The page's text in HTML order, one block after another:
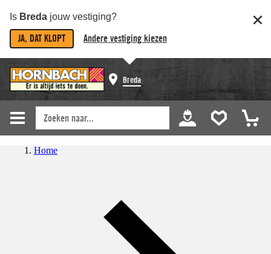
Is Breda jouw vestiging?
JA, DAT KLOPT Andere vestiging kiezen
Breda
Home